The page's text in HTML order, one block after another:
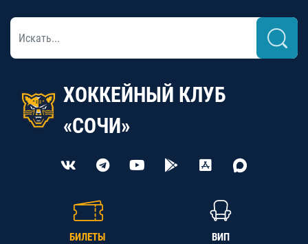
ХОККЕЙНЫЙ КЛУБ
«СОЧИ»
БИЛЕТЫ ВИП